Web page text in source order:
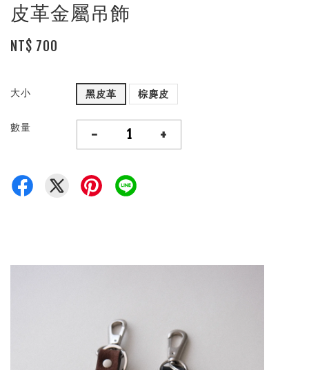
皮革金屬吊飾
NT$ 700
大小 黑皮革 棕麂皮
數量 - +